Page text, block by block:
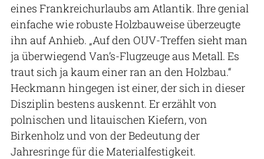
eines Frankreichurlaubs am Atlantik. Ihre genial
einfache wie robuste Holzbauweise überzeugte
ihn auf Anhieb. „Auf den OUV-Treffen sieht man
ja überwiegend Van’s-Flugzeuge aus Metall. Es
traut sich ja kaum einer ran an den Holzbau.“
Heckmann hingegen ist einer, der sich in dieser
Disziplin bestens auskennt. Er erzählt von
polnischen und litauischen Kiefern, von
Birkenholz und von der Bedeutung der
Jahresringe für die Materialfestigkeit.